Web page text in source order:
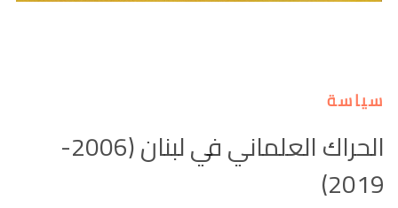
سياسة
الحراك العلماني في لبنان (2006-
2019)